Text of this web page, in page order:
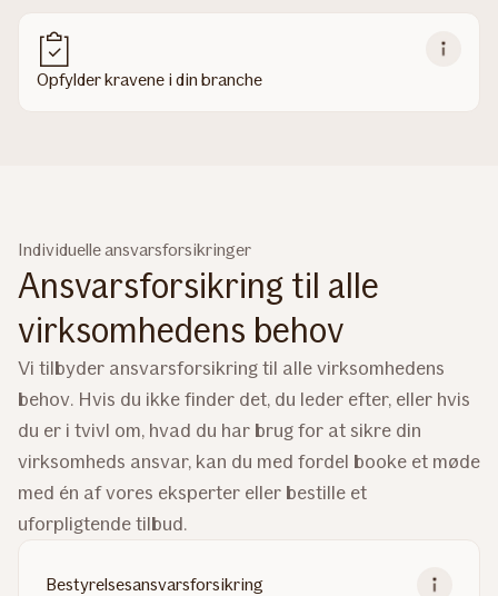
Opfylder kravene i din branche
Individuelle ansvarsforsikringer
Ansvarsforsikring til alle
virksomhedens behov
Vi tilbyder ansvarsforsikring til alle virksomhedens
behov. Hvis du ikke finder det, du leder efter, eller hvis
du er i tvivl om, hvad du har brug for at sikre din
virksomheds ansvar, kan du med fordel booke et møde
med én af vores eksperter eller bestille et
uforpligtende tilbud.
Bestyrelsesansvarsforsikring